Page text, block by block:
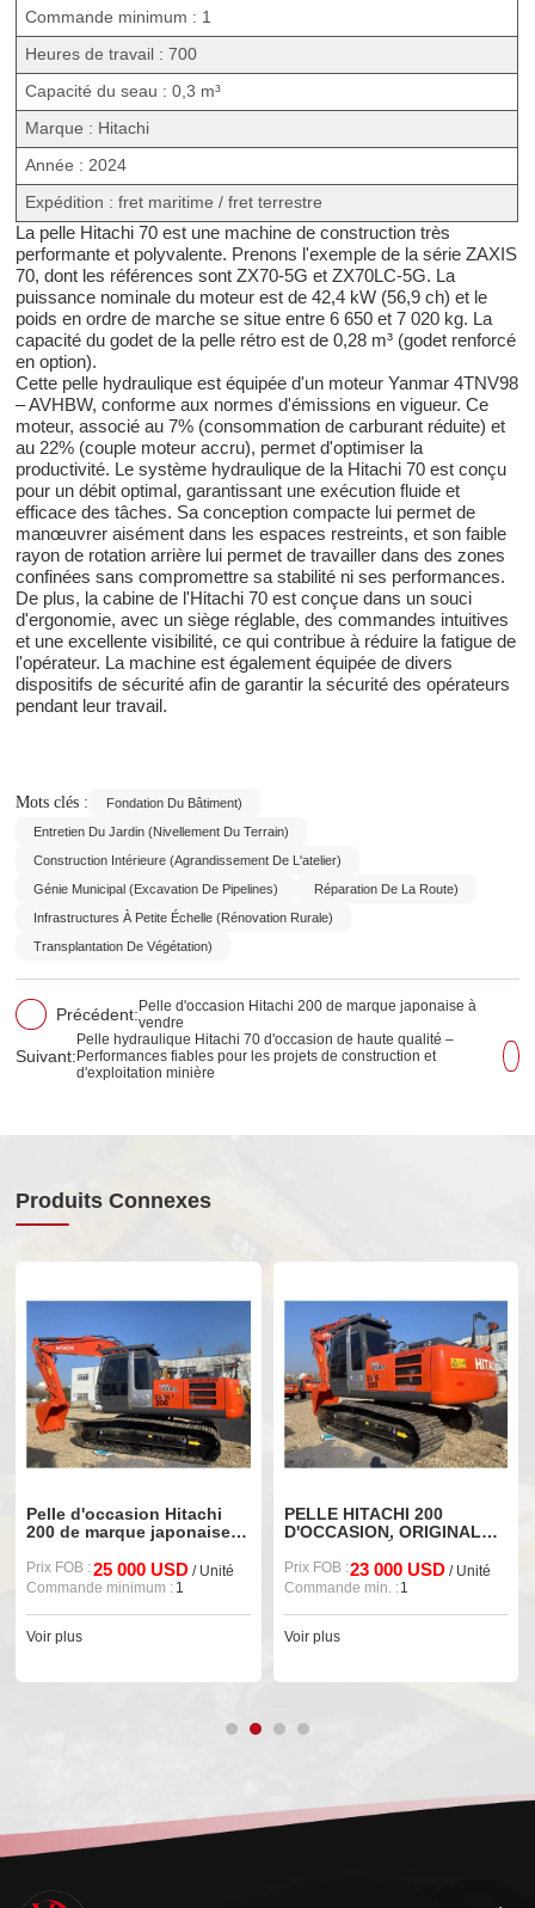
Commande minimum : 1
Heures de travail : 700
Capacité du seau : 0,3 m³
Marque : Hitachi
Année : 2024
Expédition : fret maritime / fret terrestre
La pelle Hitachi 70 est une machine de construction très
performante et polyvalente. Prenons l'exemple de la série ZAXIS
70, dont les références sont ZX70-5G et ZX70LC-5G. La
puissance nominale du moteur est de 42,4 kW (56,9 ch) et le
poids en ordre de marche se situe entre 6 650 et 7 020 kg. La
capacité du godet de la pelle rétro est de 0,28 m³ (godet renforcé
en option).
Cette pelle hydraulique est équipée d'un moteur Yanmar 4TNV98
– AVHBW, conforme aux normes d'émissions en vigueur. Ce
moteur, associé au 7% (consommation de carburant réduite) et
au 22% (couple moteur accru), permet d'optimiser la
productivité. Le système hydraulique de la Hitachi 70 est conçu
pour un débit optimal, garantissant une exécution fluide et
efficace des tâches. Sa conception compacte lui permet de
manœuvrer aisément dans les espaces restreints, et son faible
rayon de rotation arrière lui permet de travailler dans des zones
confinées sans compromettre sa stabilité ni ses performances.
De plus, la cabine de l'Hitachi 70 est conçue dans un souci
d'ergonomie, avec un siège réglable, des commandes intuitives
et une excellente visibilité, ce qui contribue à réduire la fatigue de
l'opérateur. La machine est également équipée de divers
dispositifs de sécurité afin de garantir la sécurité des opérateurs
pendant leur travail.
Mots clés :
Fondation Du Bâtiment)
Entretien Du Jardin (nivellement Du Terrain)
Construction Intérieure (agrandissement De L'atelier)
Génie Municipal (Excavation De Pipelines)
Réparation De La Route)
Infrastructures À Petite Échelle (rénovation Rurale)
Transplantation De Végétation)
Précédent: Pelle d'occasion Hitachi 200 de marque japonaise à
vendre
Suivant:
Pelle hydraulique Hitachi 70 d'occasion de haute qualité –
Performances fiables pour les projets de construction et
d'exploitation minière
Produits Connexes
Pelle d'occasion Hitachi
200 de marque japonaise à
Prix FOB :25 000 USD/ Unité
Commande minimum : 1
Voir plus
PELLE HITACHI 200
D'OCCASION, ORIGINALE
Prix FOB :23 000 USD / Unité
Commande min. :1
Voir plus